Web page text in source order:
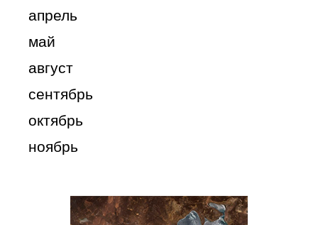
апрель
май
август
сентябрь
октябрь
ноябрь